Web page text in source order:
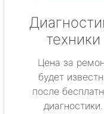
техники
Цена за
будет
после
диагностики.